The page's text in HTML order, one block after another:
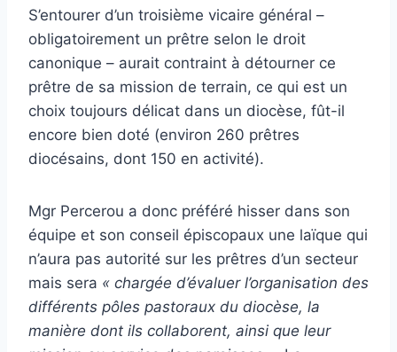
S’entourer d’un troisième vicaire général –
obligatoirement un prêtre selon le droit
canonique – aurait contraint à détourner ce
prêtre de sa mission de terrain, ce qui est un
choix toujours délicat dans un diocèse, fût-il
encore bien doté (environ 260 prêtres
diocésains, dont 150 en activité).
Mgr Percerou a donc préféré hisser dans son
équipe et son conseil épiscopaux une laïque qui
n’aura pas autorité sur les prêtres d’un secteur
mais sera « chargée d’évaluer l’organisation des
différents pôles pastoraux du diocèse, la
manière dont ils collaborent, ainsi que leur